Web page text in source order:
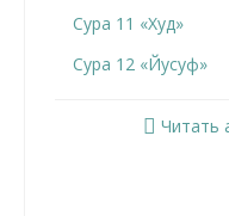
Сура 11 «Худ»
Сура 12 «Йусуф»
Читать